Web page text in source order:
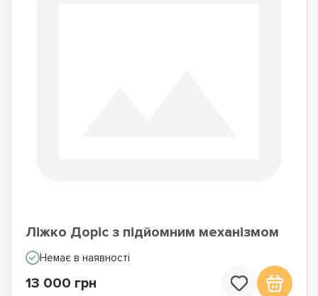
Ліжко Доріс з підйомним механізмом
Немає в наявності
13 000 грн